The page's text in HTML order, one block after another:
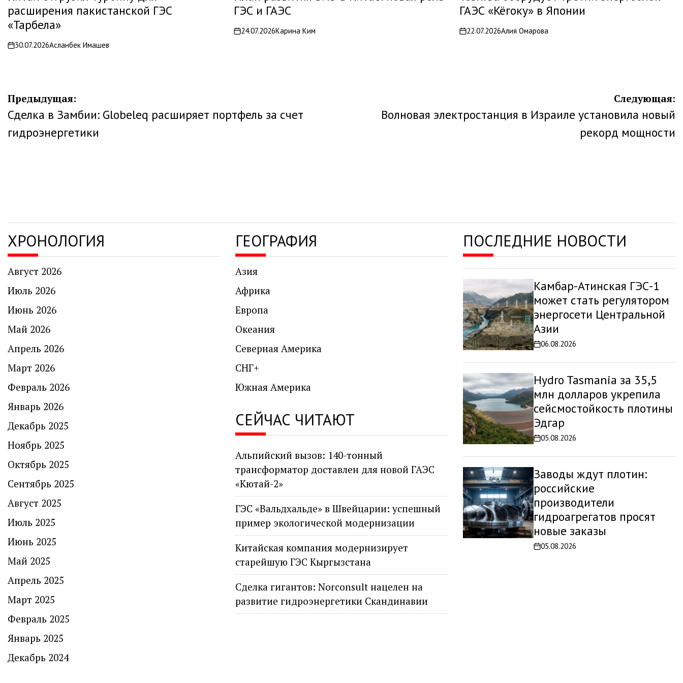
расширения пакистанской ГЭС
«Тарбела»
on30.07.2026Асланбек Имашев
ГЭС и ГАЭС
on24.07.2026Карина Ким
ГАЭС «Кёгоку» в Японии
on22.07.2026Алия Омарова
Навигация
по
записям
Предыдущая:
Сделка в Замбии: Globeleq расширяет портфель за счет
гидроэнергетики
Следующая:
Волновая электростанция в Израиле установила новый
рекорд мощности
ХРОНОЛОГИЯ
Август 2026
Июль 2026
Июнь 2026
Май 2026
Апрель 2026
Март 2026
Февраль 2026
Январь 2026
Декабрь 2025
Ноябрь 2025
Октябрь 2025
Сентябрь 2025
Август 2025
Июль 2025
Июнь 2025
Май 2025
Апрель 2025
Март 2025
Февраль 2025
Январь 2025
Декабрь 2024
ГЕОГРАФИЯ
Азия
Африка
Европа
Океания
Северная Америка
СНГ+
Южная Америка
СЕЙЧАС ЧИТАЮТ
Альпийский вызов: 140-тонный
трансформатор доставлен для новой ГАЭС
«Кютай-2»
ГЭС «Вальдхальде» в Швейцарии: успешный
пример экологической модернизации
Китайская компания модернизирует
старейшую ГЭС Кыргызстана
Сделка гигантов: Norconsult нацелен на
развитие гидроэнергетики Скандинавии
ПОСЛЕДНИЕ НОВОСТИ
Камбар-Атинская ГЭС-1
может стать регулятором
энергосети Центральной
Азии
Дата
06.08.2026
Hydro Tasmania за 35,5
млн долларов укрепила
сейсмостойкость плотины
Эдгар
Дата
05.08.2026
Заводы ждут плотин:
российские
производители
гидроагрегатов просят
новые заказы
Дата
05.08.2026